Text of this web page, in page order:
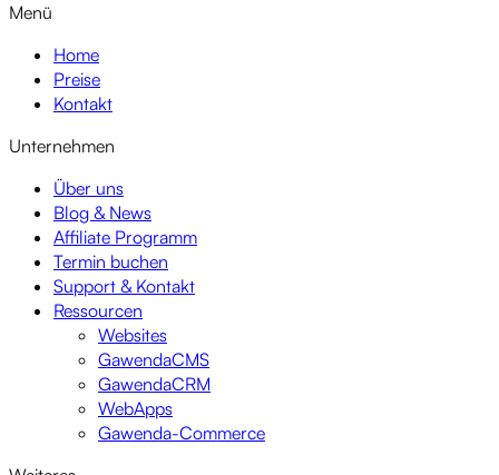
Menü
Home
Preise
Kontakt
Unternehmen
Über uns
Blog & News
Affiliate Programm
Termin buchen
Support & Kontakt
Ressourcen
Websites
GawendaCMS
GawendaCRM
WebApps
Gawenda-Commerce